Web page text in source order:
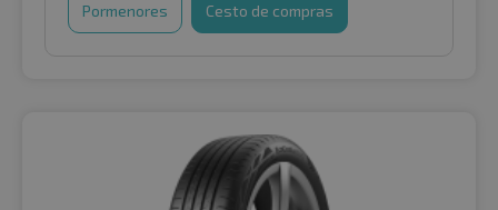
Pormenores Cesto de compras